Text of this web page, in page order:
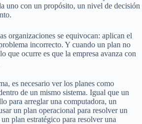
uno con un propósito, un nivel de decisión
organizaciones se equivocan: aplican el
incorrecto. Y cuando un plan no
que ocurre es que la empresa avanza con
es necesario ver los planes como
de un mismo sistema. Igual que un
para arreglar una computadora, un
un plan operacional para resolver un
plan estratégico para resolver una